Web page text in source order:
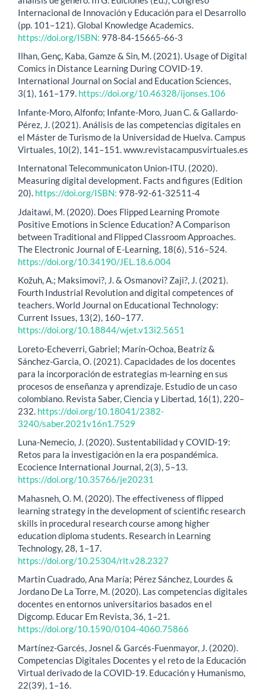
Internacional de Innovación y Educación para el Desarrollo
(pp. 101–121). Global Knowledge Academics.
https://doi.org/ISBN: 978-84-15665-66-3
Ilhan, Genç, Kaba, Gamze & Sin, M. (2021). Usage of Digital
Comics in Distance Learning During COVID-19.
International Journal on Social and Education Sciences,
3(1), 161–179. https://doi.org/10.46328/ijonses.106
Infante-Moro, Alfonfo; Infante-Moro, Juan C. & Gallardo-
Pérez, J. (2021). Análisis de las competencias digitales en
el Máster de Turismo de la Universidad de Huelva. Campus
Virtuales, 10(2), 141–151. www.revistacampusvirtuales.es
Internatonal Telecommunicaton Union-ITU. (2020).
Measuring digital development. Facts and figures (Edition
20). https://doi.org/ISBN: 978-92-61-32511-4
Jdaitawi, M. (2020). Does Flipped Learning Promote
Positive Emotions in Science Education? A Comparison
between Traditional and Flipped Classroom Approaches.
The Electronic Journal of E-Learning, 18(6), 516–524.
https://doi.org/10.34190/JEL.18.6.004
Kožuh, A.; Maksimovi?, J. & Osmanovi? Zaji?, J. (2021).
Fourth Industrial Revolution and digital competences of
teachers. World Journal on Educational Technology:
Current Issues, 13(2), 160–177.
https://doi.org/10.18844/wjet.v13i2.5651
Loreto-Echeverri, Gabriel; Marín-Ochoa, Beatríz &
Sánchez-Garcia, O. (2021). Capacidades de los docentes
para la incorporación de estrategias m-learning en sus
procesos de enseñanza y aprendizaje. Estudio de un caso
colombiano. Revista Saber, Ciencia y Libertad, 16(1), 220–
232. https://doi.org/10.18041/2382-
3240/saber.2021v16n1.7529
Luna-Nemecio, J. (2020). Sustentabilidad y COVID-19:
Retos para la investigación en la era pospandémica.
Ecocience International Journal, 2(3), 5–13.
https://doi.org/10.35766/je20231
Mahasneh, O. M. (2020). The effectiveness of flipped
learning strategy in the development of scientific research
skills in procedural research course among higher
education diploma students. Research in Learning
Technology, 28, 1–17.
https://doi.org/10.25304/rlt.v28.2327
Martin Cuadrado, Ana María; Pérez Sánchez, Lourdes &
Jordano De La Torre, M. (2020). Las competencias digitales
docentes en entornos universitarios basados en el
Digcomp. Educar Em Revista, 36, 1–21.
https://doi.org/10.1590/0104-4060.75866
Martínez-Garcés, Josnel & Garcés-Fuenmayor, J. (2020).
Competencias Digitales Docentes y el reto de la Educación
Virtual derivado de la COVID-19. Educación y Humanismo,
22(39), 1–16.